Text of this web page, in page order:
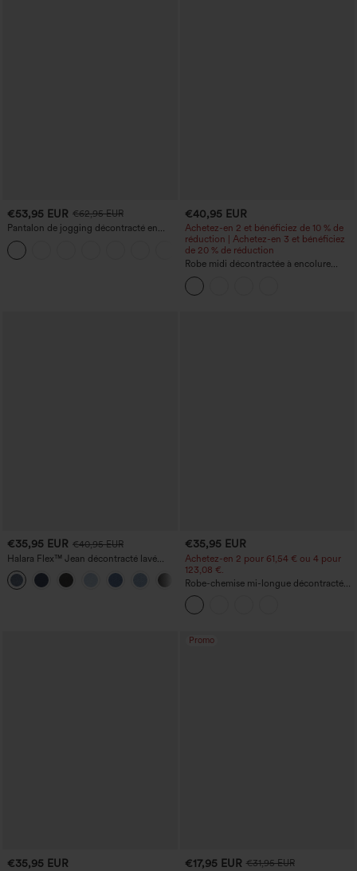
€53,95 EUR €62,95 EUR
Pantalon de jogging décontracté en
French terry à imprimé denim, taille mi-
haute, style jean, avec poches
€40,95 EUR
Achetez-en 2 et bénéficiez de 10 % de
réduction | Achetez-en 3 et bénéficiez
de 20 % de réduction
Robe midi décontractée à encolure
ronde, sans manches, avec soutien-
gorge intégré et ourlet à volants
€35,95 EUR €40,95 EUR
Halara Flex™ Jean décontracté lavé
taille haute à poche croisée
+1
€35,95 EUR
Achetez-en 2 pour 61,54 € ou 4 pour
123,08 €.
Robe-chemise mi-longue décontractée
à col, mancherons, ceinturée, ourlet
fendu incurvé et poches
€35,95 EUR
Promo
€17,95 EUR €31,95 EUR